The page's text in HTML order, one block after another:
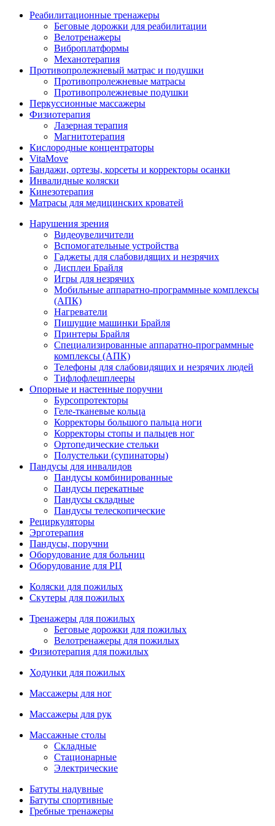
Реабилитационные тренажеры
Беговые дорожки для реабилитации
Велотренажеры
Виброплатформы
Механотерапия
Противопролежневый матрас и подушки
Противопролежневые матрасы
Противопролежневые подушки
Перкуссионные массажеры
Физиотерапия
Лазерная терапия
Магнитотерапия
Кислородные концентраторы
VitaMove
Бандажи, ортезы, корсеты и корректоры осанки
Инвалидные коляски
Кинезотерапия
Матрасы для медицинских кроватей
Нарушения зрения
Видеоувеличители
Вспомогательные устройства
Гаджеты для слабовидящих и незрячих
Дисплеи Брайля
Игры для незрячих
Мобильные аппаратно-программные комплексы
(АПК)
Нагреватели
Пишущие машинки Брайля
Принтеры Брайля
Специализированные аппаратно-программные
комплексы (АПК)
Телефоны для слабовидящих и незрячих людей
Тифлофлешплееры
Опорные и настенные поручни
Бурсопротекторы
Геле-тканевые кольца
Корректоры большого пальца ноги
Корректоры стопы и пальцев ног
Ортопедические стельки
Полустельки (супинаторы)
Пандусы для инвалидов
Пандусы комбинированные
Пандусы перекатные
Пандусы складные
Пандусы телескопические
Рециркуляторы
Эрготерапия
Пандусы, поручни
Оборудование для больниц
Оборудование для РЦ
Коляски для пожилых
Скутеры для пожилых
Тренажеры для пожилых
Беговые дорожки для пожилых
Велотренажеры для пожилых
Физиотерапия для пожилых
Ходунки для пожилых
Массажеры для ног
Массажеры для рук
Массажные столы
Складные
Стационарные
Электрические
Батуты надувные
Батуты спортивные
Гребные тренажеры